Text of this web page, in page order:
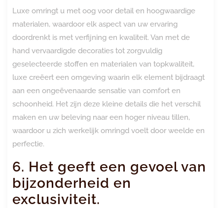
Luxe omringt u met oog voor detail en hoogwaardige
materialen, waardoor elk aspect van uw ervaring
doordrenkt is met verfijning en kwaliteit. Van met de
hand vervaardigde decoraties tot zorgvuldig
geselecteerde stoffen en materialen van topkwaliteit,
luxe creëert een omgeving waarin elk element bijdraagt
aan een ongeëvenaarde sensatie van comfort en
schoonheid. Het zijn deze kleine details die het verschil
maken en uw beleving naar een hoger niveau tillen,
waardoor u zich werkelijk omringd voelt door weelde en
perfectie.
6. Het geeft een gevoel van
bijzonderheid en
exclusiviteit.